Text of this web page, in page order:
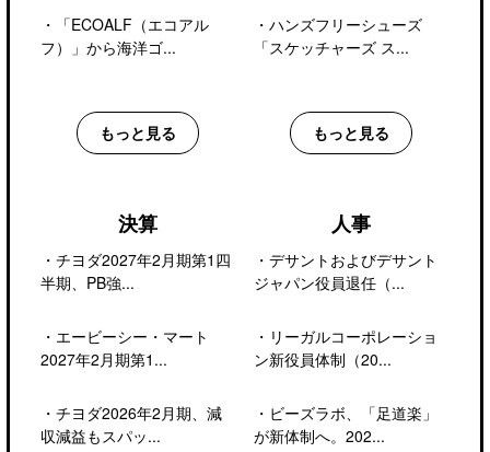
・
「ECOALF（エコアル
フ）」から海洋ゴ...
もっと見る
・ ハンズフリーシューズ
「スケッチャーズ ス...
もっと見る
決算
・ チヨダ2027年2月期第1四
半期、PB強...
・ エービーシー・マート
2027年2月期第1...
・ チヨダ2026年2月期、減
収減益もスパッ...
人事
・ デサントおよびデサント
ジャパン役員退任（...
・ リーガルコーポレーショ
ン新役員体制（20...
・ ビーズラボ、「足道楽」
が新体制へ。202...